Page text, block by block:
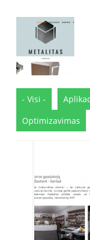
- Visi -
Optimizavimas